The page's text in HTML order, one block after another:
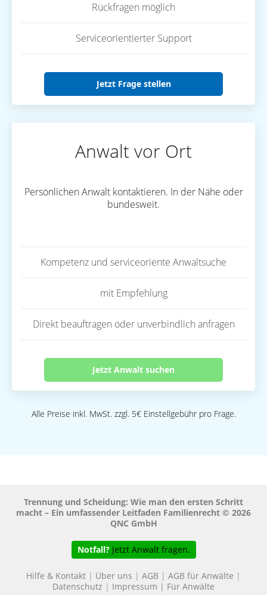
Rückfragen möglich
Serviceorientierter Support
Jetzt Frage stellen
Anwalt vor Ort
Persönlichen Anwalt kontaktieren. In der Nähe oder
bundesweit.
Kompetenz und serviceoriente Anwaltsuche
mit Empfehlung
Direkt beauftragen oder unverbindlich anfragen
Jetzt Anwalt suchen
Alle Preise inkl. MwSt. zzgl. 5€ Einstellgebühr pro Frage.
Trennung und Scheidung: Wie man den ersten Schritt
macht – Ein umfassender Leitfaden Familienrecht © 2026
QNC GmbH
Notfall? Jetzt Anwalt fragen.
Hilfe & Kontakt | Über uns | AGB | AGB für Anwälte |
Datenschutz | Impressum | Für Anwälte